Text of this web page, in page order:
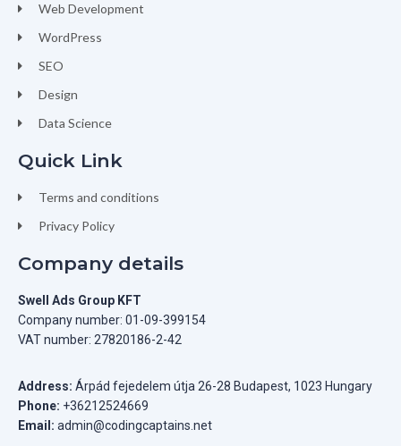
Web Development
WordPress
SEO
Design
Data Science
Quick Link
Terms and conditions
Privacy Policy
Company details
Swell Ads Group KFT
Company number: 01-09-399154
VAT number: 27820186-2-42
Address: Árpád fejedelem útja 26-28 Budapest, 1023 Hungary
Phone: +36212524669
Email: admin@codingcaptains.net